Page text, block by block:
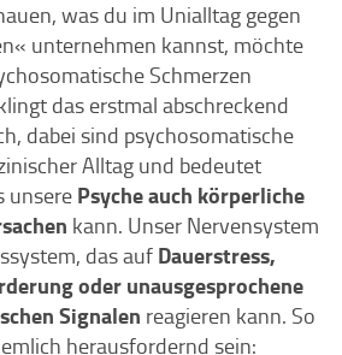
was du im Unialltag gegen
unternehmen kannst, möchte
Schmerzen
das erstmal abschreckend
dabei sind psychosomatische
Alltag und bedeutet
unsere Psyche auch körperliche
kann. Unser Nervensystem
das auf Dauerstress,
oder unausgesprochene
Signalen reagieren kann. So
herausfordernd sein: